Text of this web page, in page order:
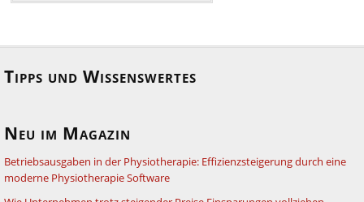
Tipps und Wissenswertes
Neu im Magazin
Betriebsausgaben in der Physiotherapie: Effizienzsteigerung durch eine
moderne Physiotherapie Software